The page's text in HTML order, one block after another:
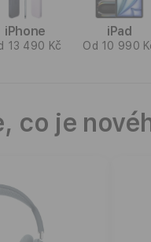
iPhone
13 490 Kč
iPad
Od 10 990
co je